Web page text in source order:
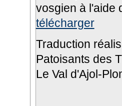
vosgien à l'aide
télécharger
Traduction
Patoisants des
Le Val d'Ajol-